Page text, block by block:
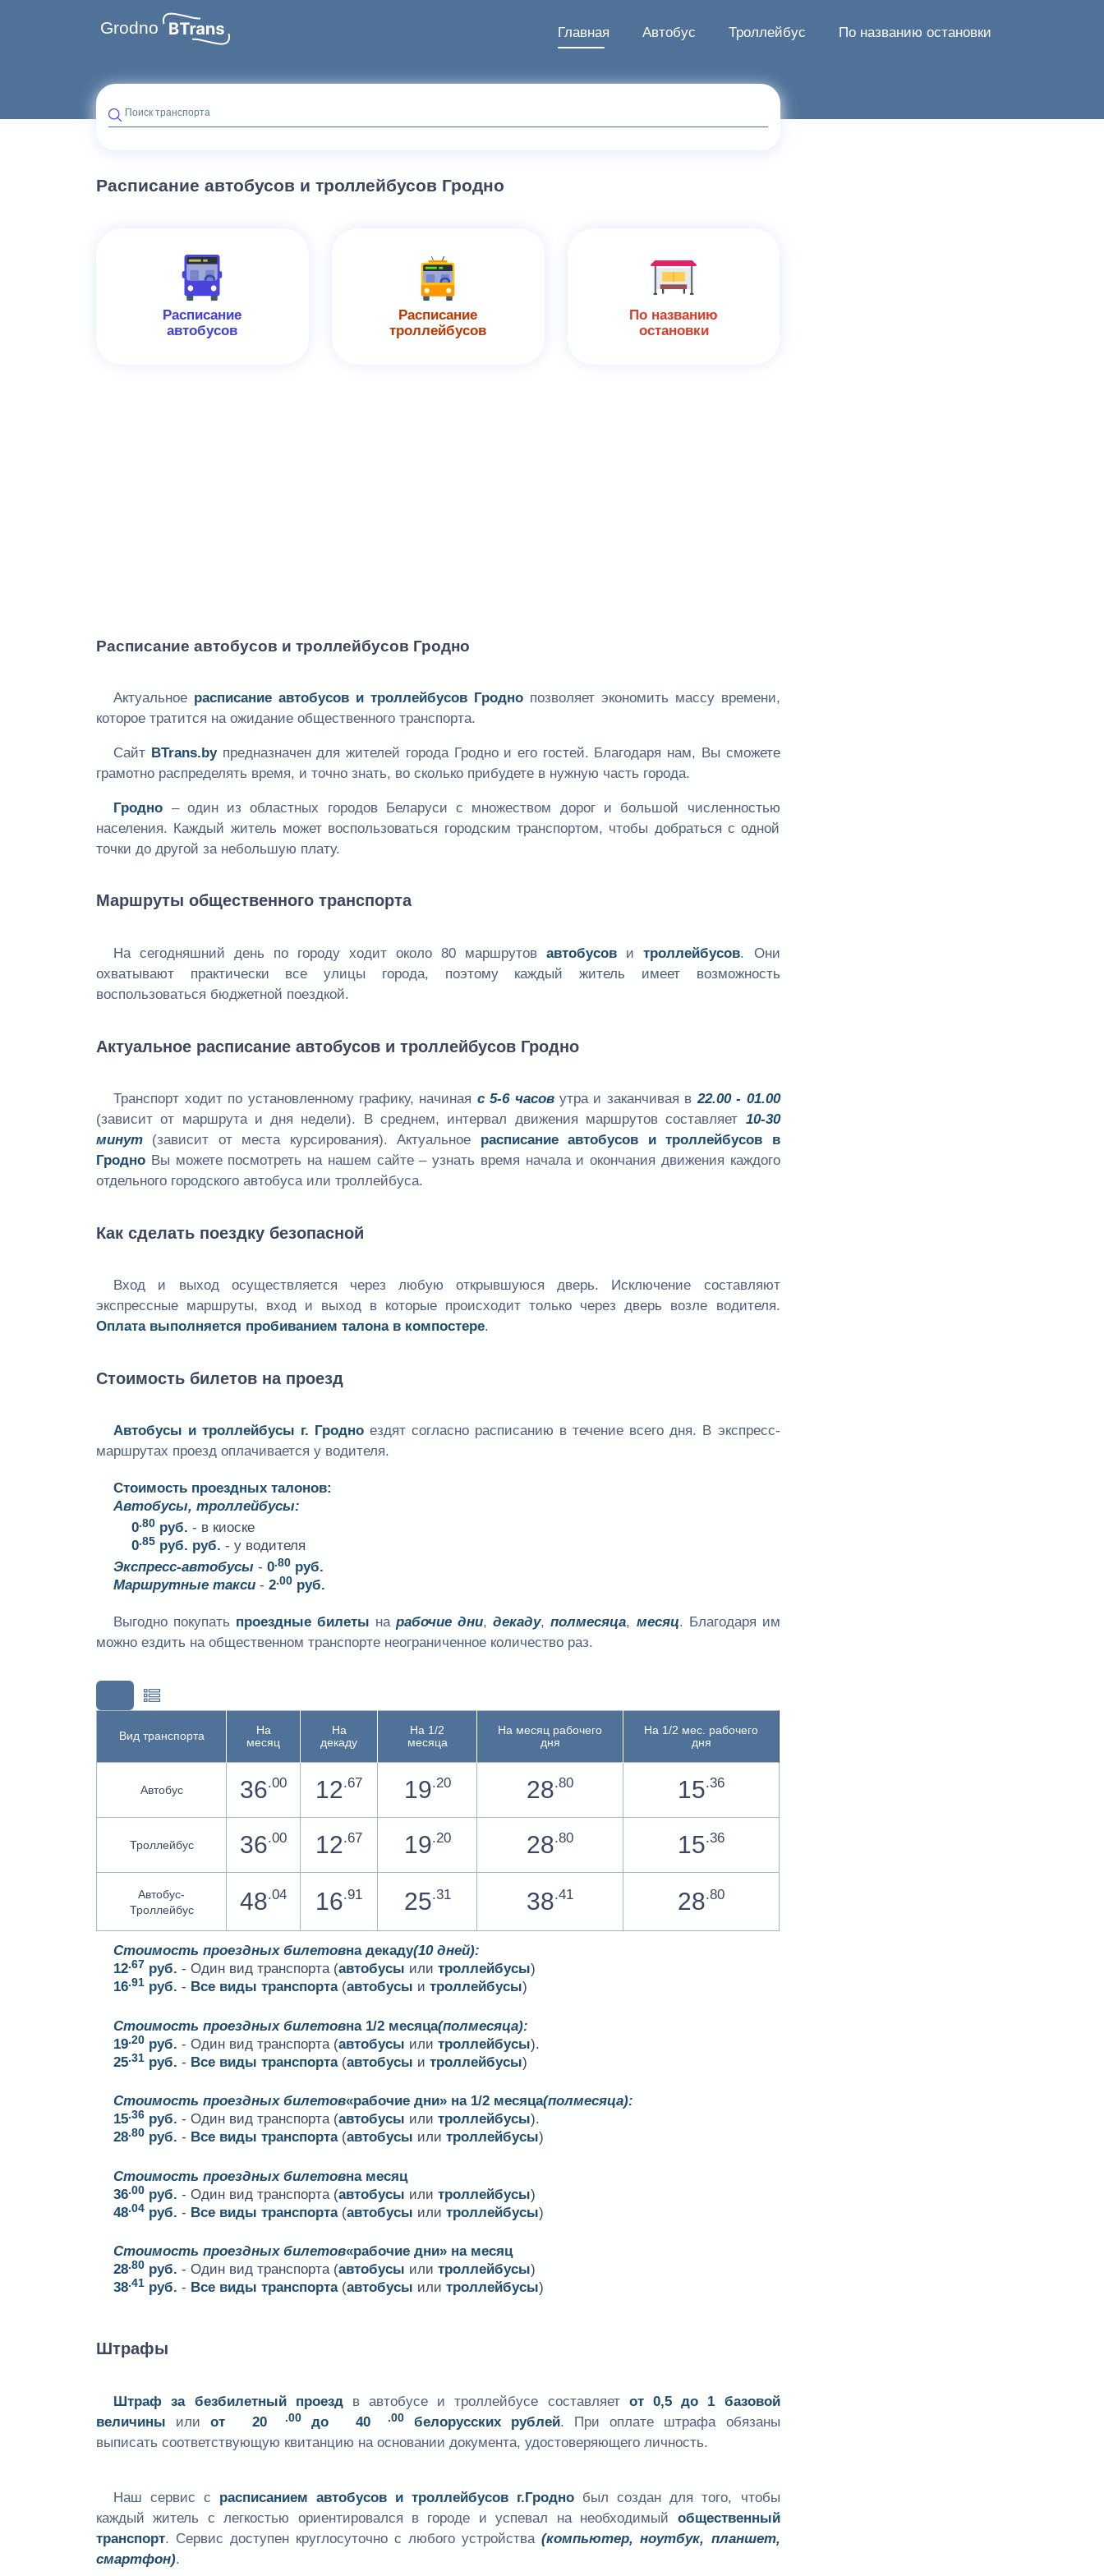
Grodno Главная Автобус Троллейбус По названию остановки
Поиск транспорта
Расписание автобусов и троллейбусов Гродно
Расписание
автобусов
Расписание
троллейбусов
По названию
остановки
Расписание автобусов и троллейбусов Гродно
Актуальное расписание автобусов и троллейбусов Гроднопозволяет экономить массу времени,
которое тратится на ожидание общественного транспорта.
Сайт BTrans.byпредназначен для жителей города Гродно и его гостей. Благодаря нам, Вы сможете
грамотно распределять время, и точно знать, во сколько прибудете в нужную часть города.
Гродно – один из областных городов Беларуси с множеством дорог и большой численностью
населения. Каждый житель может воспользоваться городским транспортом, чтобы добраться с одной
точки до другой за небольшую плату.
Маршруты общественного транспорта
На сегодняшний день по городу ходит около 80 маршрутовавтобусов итроллейбусов. Они
охватывают практически все улицы города, поэтому каждый житель имеет возможность
воспользоваться бюджетной поездкой.
Актуальное расписание автобусов и троллейбусов Гродно
Транспорт ходит по установленному графику, начиная с 5-6 часовутра и заканчивая в22.00 - 01.00
(зависит от маршрута и дня недели). В среднем, интервал движения маршрутов составляет 10-30
минут (зависит от места курсирования). Актуальное расписание автобусов и троллейбусов в
Гродно Вы можете посмотреть на нашем сайте – узнать время начала и окончания движения каждого
отдельного городского автобуса или троллейбуса.
Как сделать поездку безопасной
Вход и выход осуществляется через любую открывшуюся дверь. Исключение составляют
экспрессные маршруты, вход и выход в которые происходит только через дверь возле водителя.
Оплата выполняется пробиванием талона в компостере.
Стоимость билетов на проезд
Автобусы и троллейбусы г. Гродно ездят согласно расписанию в течение всего дня. В экспресс-
маршрутах проезд оплачивается у водителя.
Стоимость проездных талонов:
Автобусы, троллейбусы:
0.80руб. - в киоске
0.85руб. руб. - у водителя
Экспресс-автобусы -0.80 руб.
Маршрутные такси -2.00 руб.
Выгодно покупать проездные билеты нарабочие дни,декаду,полмесяца, месяц. Благодаря им
можно ездить на общественном транспорте неограниченное количество раз.
Вид транспорта
На
месяц
На
декаду
На 1/2
месяца
На месяц рабочего
дня
На 1/2 мес. рабочего
дня
Автобус 36.00 12.67 19.20 28.80 15.36
Троллейбус 36.00 12.67 19.20 28.80 15.36
Автобус-
Троллейбус
48.04 16.91 25.31 38.41 28.80
Стоимость проездных билетовна декаду(10 дней):
12.67 руб. - Один вид транспорта (автобусы илитроллейбусы)
16.91 руб. - Все виды транспорта(автобусы итроллейбусы)
Стоимость проездных билетовна 1/2 месяца(полмесяца):
19.20 руб. - Один вид транспорта (автобусы илитроллейбусы).
25.31 руб. - Все виды транспорта(автобусы итроллейбусы)
Стоимость проездных билетов«рабочие дни» на 1/2 месяца(полмесяца):
15.36 руб. - Один вид транспорта (автобусы илитроллейбусы).
28.80 руб. - Все виды транспорта(автобусы илитроллейбусы)
Стоимость проездных билетовна месяц
36.00 руб. - Один вид транспорта (автобусы илитроллейбусы)
48.04 руб. - Все виды транспорта(автобусы илитроллейбусы)
Стоимость проездных билетов«рабочие дни» на месяц
28.80 руб. - Один вид транспорта (автобусы илитроллейбусы)
38.41 руб. - Все виды транспорта(автобусы илитроллейбусы)
Штрафы
Штраф за безбилетный проездв автобусе и троллейбусе составляет от 0,5 до 1 базовой
величины илиот 20 .00до 40 .00 белорусских рублей. При оплате штрафа обязаны
выписать соответствующую квитанцию на основании документа, удостоверяющего личность.
Наш сервис с расписанием автобусов и троллейбусов г.Гродно был создан для того, чтобы
каждый житель с легкостью ориентировался в городе и успевал на необходимый общественный
транспорт. Сервис доступен круглосуточно с любого устройства(компьютер, ноутбук, планшет,
смартфон).